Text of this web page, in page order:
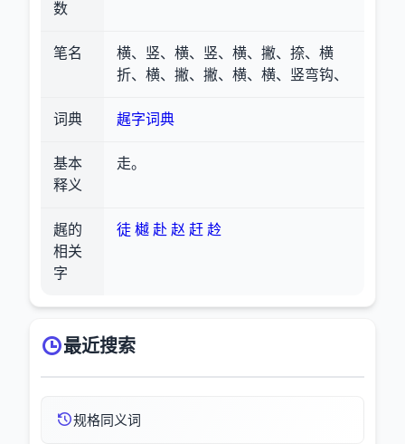
数
笔名
横、竖、横、竖、横、撇、捺、横
折、横、撇、撇、横、横、竖弯钩、
词典 趘字词典
基本
释义
走。
趘的
相关
字
徒 樾 赴 赵 赶 赺
最近搜索
规格同义词